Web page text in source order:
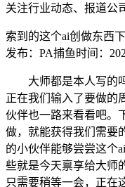
关注行业动态、报道公
索到的这个ai创做东西
发布：PA捕鱼时间：
大师都是本人写的吗
正在我们输入了要做的
伙伴也一路来看看吧。
做，就能获得我们需要
的小伙伴能够尝尝这个
些就是今天禀享给大师
只需要稍等一会，正在